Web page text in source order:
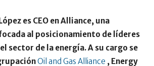
es CEO en Alliance, una
al posicionamiento de líderes
sector de la energía. A su cargo se
Oil and Gas Alliance , Energy